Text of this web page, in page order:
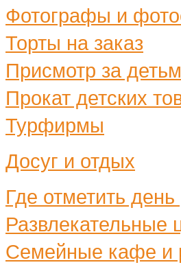
Фотографы и
Торты на заказ
Присмотр за
Прокат детских
Турфирмы
Досуг и отдых
Где отметить
Развлекательные
Семейные кафе и